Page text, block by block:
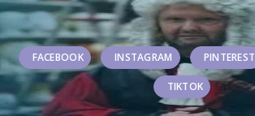
FACEBOOK INSTAGRAM PINTEREST
TIKTOK